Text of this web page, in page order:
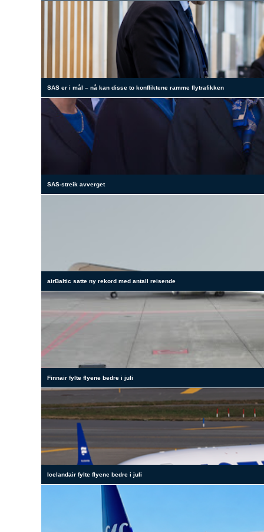
SAS er i mål – nå kan disse to konfliktene ramme flytrafikken
SAS-streik avverget
airBaltic satte ny rekord med antall reisende
Finnair fylte flyene bedre i juli
Icelandair fylte flyene bedre i juli